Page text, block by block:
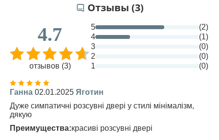
Отзывы (3)
4.7
отзывов (3)
5
(2)
4
(1)
3
(0)
2
(0)
1
(0)
Ганна 02.01.2025 Яготин
Дуже симпатичні розсувні двері у стилі мінімалізм,
дякую
Преимущества:красиві розсувні двері